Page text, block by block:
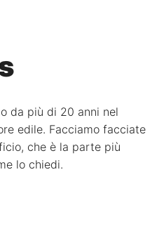
da più di 20 anni nel
edile. Facciamo facciate
che è la parte più
lo chiedi.